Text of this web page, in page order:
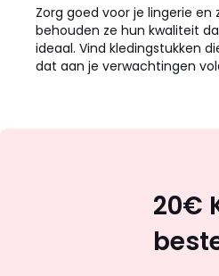
Zorg goed voor je lingerie
behouden ze hun kwaliteit
ideaal. Vind kledingstukken
dat aan je verwachtingen
20€